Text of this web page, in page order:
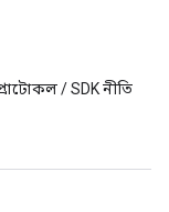
/ SDK নীতি